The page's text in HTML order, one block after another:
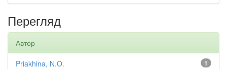
Перегляд
Автор
1
Priakhina, N.O.